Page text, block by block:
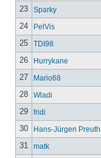
23 Sparky
24 PelVis
25 TDI98
26 Hurrykane
27 Mario68
28 Wladi
29 fridi
30 Hans-Jürgen Preuth
31 matk